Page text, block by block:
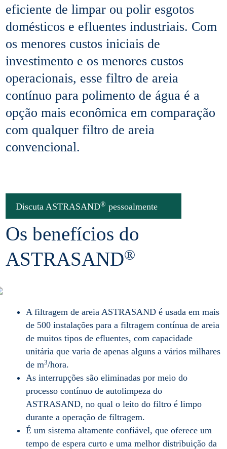
eficiente de limpar ou polir esgotos
domésticos e efluentes industriais. Com
os menores custos iniciais de
investimento e os menores custos
operacionais, esse filtro de areia
contínuo para polimento de água é a
opção mais econômica em comparação
com qualquer filtro de areia
convencional.
Discuta ASTRASAND® pessoalmente
Os benefícios do
ASTRASAND®
A filtragem de areia ASTRASAND é usada em mais
de 500 instalações para a filtragem contínua de areia
de muitos tipos de efluentes, com capacidade
unitária que varia de apenas alguns a vários milhares
de m3/hora.
As interrupções são eliminadas por meio do
processo contínuo de autolimpeza do
ASTRASAND, no qual o leito do filtro é limpo
durante a operação de filtragem.
É um sistema altamente confiável, que oferece um
tempo de espera curto e uma melhor distribuição da